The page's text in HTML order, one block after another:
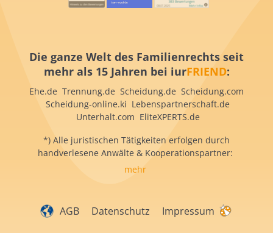
Die ganze Welt des Familienrechts seit
mehr als 15 Jahren bei iurFRIEND:
Ehe.de Trennung.de Scheidung.de Scheidung.com
Scheidung-online.ki Lebenspartnerschaft.de
Unterhalt.com EliteXPERTS.de
*) Alle juristischen Tätigkeiten erfolgen durch
handverlesene Anwälte & Kooperationspartner:
mehr
AGB Datenschutz Impressum